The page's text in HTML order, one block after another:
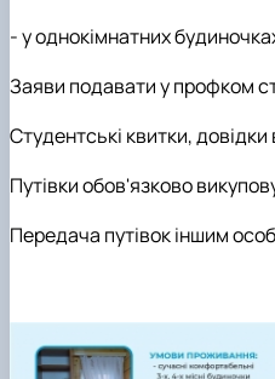
- у однокімнатних
Заяви подавати у профком
Студентські квитки, довідки
Путівки обов'язково
Передача путівок іншим